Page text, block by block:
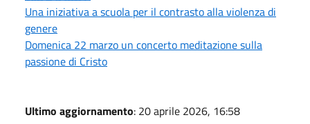
Una iniziativa a scuola per il contrasto alla violenza di
genere
Domenica 22 marzo un concerto meditazione sulla
passione di Cristo
Ultimo aggiornamento: 20 aprile 2026, 16:58